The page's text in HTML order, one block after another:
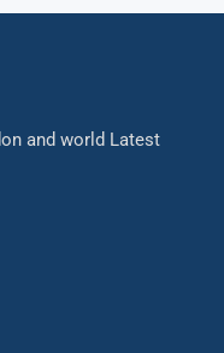
and world Latest